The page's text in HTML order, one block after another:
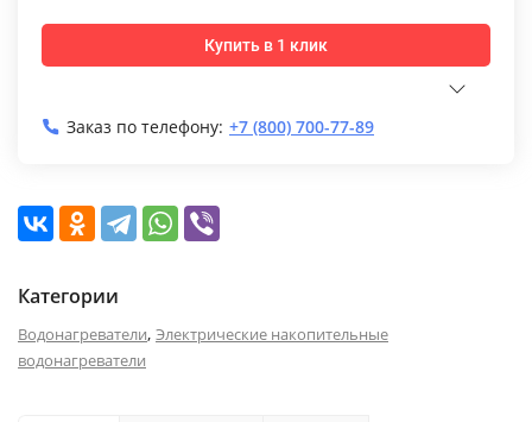
Купить в 1 клик
Заказ по телефону: +7 (800) 700-77-89
Категории
Водонагреватели, Электрические накопительные
водонагреватели